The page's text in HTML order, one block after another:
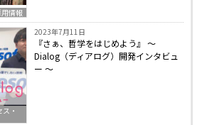
用情報
・
2023年7月11日
『さぁ、哲学をはじめよう』 〜
Dialog（ディアログ）開発インタビュ
ー 〜